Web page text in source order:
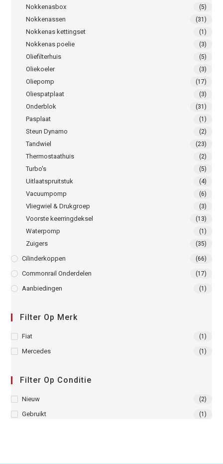
Nokkenasbox (5)
Nokkenassen (31)
Nokkenas kettingset (1)
Nokkenas poelie (3)
Oliefilterhuis (5)
Oliekoeler (3)
Oliepomp (17)
Oliespatplaat (3)
Onderblok (31)
Pasplaat (1)
Steun Dynamo (2)
Tandwiel (23)
Thermostaathuis (2)
Turbo's (5)
Uitlaatspruitstuk (4)
Vacuumpomp (6)
Vliegwiel & Drukgroep (3)
Voorste keerringdeksel (13)
Waterpomp (1)
Zuigers (35)
Cilinderkoppen (66)
Commonrail Onderdelen (17)
Aanbiedingen (1)
Filter Op Merk
Fiat (1)
Mercedes (1)
Filter Op Conditie
Nieuw (2)
Gebruikt (1)